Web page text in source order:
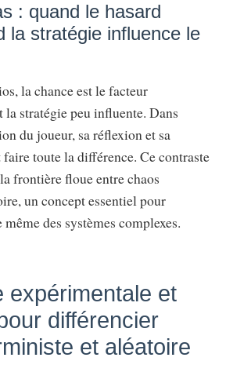
: quand le hasard
la stratégie influence le
la chance est le facteur
stratégie peu influente. Dans
du joueur, sa réflexion et sa
toute la différence. Ce contraste
frontière floue entre chaos
un concept essentiel pour
des systèmes complexes.
expérimentale et
différencier
et aléatoire